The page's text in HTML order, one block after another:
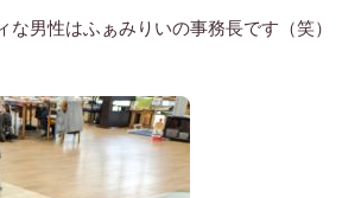
な男性はふぁみりいの事務長です（笑）